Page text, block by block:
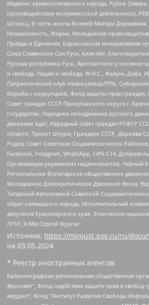
Меджлис крымскотатарского народа, Рубеж
противодействии экстремистской деятельности,
Штольц, В честь иконы Божией Матери Державная,
Независимость, Фирма, Молодежная
Правды и Единения, Каракольская инициативная
Союз Славянских Сил Руси, Алля-Аят,
Русская республика Русь, Арестантское уголовное
и свобода, Нация и свобода, W.H.С., Фалунь Дафа,
Патриотический клуб-Новокузнецк/РПК,
борьбы с коррупцией, Фонд защиты прав граждан,
Совет граждан СССР Прикубанского округа г.
государство, Народное объединение русского
движение Адат, Народный совет граждан РСФСР
области, Проект Штурм, Граждане СССР, Держава
Родов, Совет Советских Социалистических
Facebook, Instagram, WhatsApp, СИЧ-С14,
Организации украинских националистов, Черный
Региональное Всетатарское общественное
Молодежное Демократическое Движение Весна,
Татарской Автономной Советской
ойрат-калмыцкого народа, Исполнительный
депутатов Красноярского края, Этническое
ЛГБТ, Я.МЫ Сергей Фургал
Источник: https://minjust.gov.ru/ru/
на 03.05.2024
* Реестр иностранных агентов:
Калининградская региональная общественная организация "Экозащита!-Женсовет", Фонд содействия защите прав и свобод граждан "Общественный вердикт", Фонд "Институт Развития Свободы Информации", Частное учреждение "Информационное агентство МЕМО. РУ", Региональная общественная организация "Общественная комиссия по сохранению наследия академика Сахарова", Фонд поддержки свободы прессы, Санкт-Петербургская общественная правозащитная организация "Гражданский контроль", Межрегиональная общественная организация "Информационно-просветительский центр "Мемориал", Региональный Фонд "Центр Защиты Прав Средств Массовой Информации", с 05.12.2023 Фонд "Центр Защиты Прав Средств массовой информации", Региональная общественная благотворительная организация помощи беженцам и мигрантам "Гражданское содействие", Негосударственное образовательное учреждение дополнительного профессионального образования (повышение квалификации) специалистов "АКАДЕМИЯ ПО ПРАВАМ ЧЕЛОВЕКА", Свердловская региональная общественная организация "Сутяжник", Автономная некоммерческая организация "Центр независимых социологических исследований", Союз общественных объединений "Российский исследовательский центр по правам человека", Региональное общественное учреждение научно-информационный центр "МЕМОРИАЛ", Некоммерческая организация "Фонд защиты гласности", Автономная некоммерческая организация "Институт прав человека", Городская общественная организация "Екатеринбургское общество "МЕМОРИАЛ", Городская общественная организация "Рязанское историко-просветительское и правозащитное общество "Мемориал" (Рязанский Мемориал), Челябинский региональный орган общественной самодеятельности – женское общественное объединение "Женщины Евразии", Челябинский региональный орган общественной самодеятельности "Уральская правозащитная группа", Фонд содействия защите здоровья и социальной справедливости имени Андрея Рылькова, Автономная Некоммерческая Организация "Аналитический Центр Юрия Левады", Автономная некоммерческая организация социальной поддержки населения "Проект Апрель", Региональная общественная организация помощи женщинам и детям, находящимся в кризисной ситуации "Информационно-методический центр "Анна", Фонд содействия развитию массовых коммуникаций и правовому просвещению "Так-так-Так", Фонд содействия устойчивому развитию "Серебряная тайга", Свердловский региональный общественный фонд социальных проектов "Новое время", "Idel.Реалии", Кавказ.Реалии, Крым.Реалии, Телеканал Настоящее Время, Татаро-башкирская служба Радио Свобода (Azatliq Radiosi), Радио Свободная Европа/Радио Свобода (PCE/PC), "Сибирь.Реалии", "Фактограф", Благотворительный фонд помощи осужденным и их семьям, Автономная некоммерческая организация "Институт глобализации и социальных движений", Фонд "В защиту прав заключенных", Частное учреждение "Центр поддержки и содействия развитию средств массовой информации", Пензенский региональный общественный благотворительный фонд "Гражданский союз", "Север.Реалии", Некоммерческая организация Фонд "Правовая инициатива", Общество с ограниченной ответственностью "Радио Свободная Европа/Радио Свобода", Чешское информационное агентство "MEDIUM-ORIENT", Красноярская региональная общественная организация "Мы против СПИДа", Камалягин Денис Николаевич, Маркелов Сергей Евгеньевич, Пономарев Лев Александрович, Савицкая Людмила Алексеевна, Автономная некоммерческая организация "Центр по работе с проблемой насилия "НАСИЛИЮ.НЕТ", Межрегиональный профессиональный союз работников здравоохранения "Альянс врачей", Юридическое лицо, зарегистрированное в Латвийской Республике, SIA "Medusa Project" (регистрационный номер 40103797863, дата регистрации 10.06.2014), Некоммерческая организация "Фонд по борьбе с коррупцией", Автономная некоммерческая организация "Институт права и публичной политики", Баданин Роман Сергеевич, Гликин Максим Александрович, Железнова Мария Михайловна, Лукьянова Юлия Сергеевна, Маетная Елизавета Витальевна, Маняхин Петр Борисович, Чуракова Ольга Владимировна, Ярош Юлия Петровна, Юридическое лицо "The Insider SIA", зарегистрированное в Риге, Латвийская Республика (дата регистрации 26.06.2015), являющееся администратором доменного имени интернет-издания "The Insider SIA", https://theins.ru, Постернак Алексей Евгеньевич, Рубин Михаил Аркадьевич, Анин Роман Александрович, Юридическое лицо Istories fonds, зарегистрированное в Латвийской Республике (регистрационный номер 50008295751, дата регистрации 24.02.2020), Великовский Дмитрий Александрович, Долинина Ирина Николаевна, Мароховская Алеся Алексеевна, Шлейнов Роман Юрьевич, Шмагун Олеся Валентиновна, Общество с ограниченной ответственностью "Альтаир 2021", Общество с ограниченной ответственностью "Вега 2021", Общество с ограниченной ответственностью "Главный редактор 2021", Общество с ограниченной ответственностью "Ромашки монолит", Важенков Артем Валерьевич, Ивановская областная общественная организация "Центр гендерных исследований", Гурман Юрий Альбертович, Медиапроект "ОВД-Инфо", Егоров Владимир Владимирович, Жилинский Владимир Александрович, Общество с ограниченной ответственностью "ЗП", Иванова София Юрьевна, Карезина Инна Павловна, Кильтау Екатерина Викторовна, Петров Алексей Викторович, Пискунов Сергей Евгеньевич, Смирнов Сергей Сергеевич, Тихонов Михаил Сергеевич, Общество с ограниченной ответственностью "ЖУРНАЛИСТ-ИНОСТРАННЫЙ АГЕНТ", Арапова Галина Юрьевна, Вольтская Татьяна Анатольевна, Американская компания "Mason G.E.S. Anonymous Foundation" (США), являющаяся владельцем интернет-издания https://mnews.world/, Компания "Stichting Bellingcat", зарегистрированная в Нидерландах (дата регистрации 11.07.2018), Захаров Андрей Вячеславович, Клепиковская Екатерина Дмитриевна, Общество с ограниченной ответственностью "МЕМО", Перл Роман Александрович, Симонов Евгений Алексеевич, Соловьева Елена Анатольевна, Сотников Даниил Владимирович, Сурначева Елизавета Дмитриевна, Автономная некоммерческая организация по защите прав человека и информированию населения "Якутия – Наше Мнение", Общество с ограниченной ответственностью "Москоу диджитал медиа", с 26.01.2023 Общество с ограниченной ответственностью "Чайка Белые сады", Ветошкина Валерия Валерьевна, Заговора Максим Александрович, Межрегиональное общественное движение "Российская ЛГБТ - сеть", Оленичев Максим Владимирович, Павлов Иван Юрьевич, Скворцова Елена Сергеевна, Общество с ограниченной ответственностью "Как бы инагент", Кочетков Игорь Викторович, Общество с ограниченной ответственностью "Честные выборы", Еланчик Олег Александрович, Общество с ограниченной ответственностью "Нобелевский призыв", Гималова Регина Эмилевна, Григорьев Андрей Валерьевич, Григорьева Алина Александровна, Ассоциация по содействию защите прав призывников, альтернативнослужащих и военнослужащих "Правозащитная группа "Гражданин.Армия.Право", Хисамова Регина Фаритовна, Автономная некоммерческая организация по реализации социально-правовых программ "Лилит", Дальневосточное общественное движение "Маяк", Санкт-Петербургская ЛГБТ-инициативная